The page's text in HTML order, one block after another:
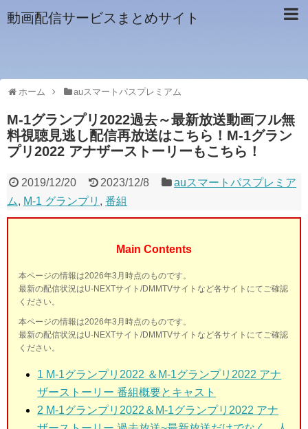
動画配信サービスまとめサイト
ホーム auスマートパスプレミアム
M-1グランプリ2022過去～最新放送動画フル無
料視聴見逃し配信再放送はこちら！M-1グラン
プリ2022 アナザーストーリーもこちら！
2019/12/20 2023/12/8
auスマートパスプレミア
ム, M-1 グランプリ , 番組
Main Contents
本ページの情報は2026年3月時点のものです。
最新の配信状況はU-NEXTサイト/DMMTVサイトなど各サイトにてご確認
ください。
本ページの情報は2026年3月時点のものです。
最新の配信状況はU-NEXTサイト/DMMTVサイトなど各サイトにてご確認
ください。
1 M-1グランプリ2022 ＆M-1グランプリ2022 アナ
ザーストーリー 番組概要とキャスト
2 M-1グランプリ2022＆M-1グランプリ2022 アナ